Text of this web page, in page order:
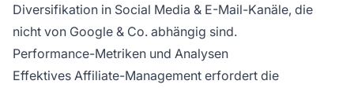
Diversifikation in Social Media & E-Mail-Kanäle, die
nicht von Google & Co. abhängig sind.
Performance-Metriken und Analysen
Effektives Affiliate-Management erfordert die